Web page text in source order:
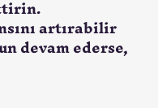
artırabilir
devam ederse,